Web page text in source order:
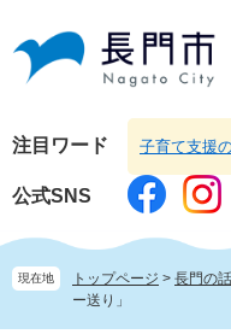
頭
す。
飛
し
本
文
へ
注目ワード 子育て支援
公式SNS
現在地 トップページ > 長門の
ー送り」